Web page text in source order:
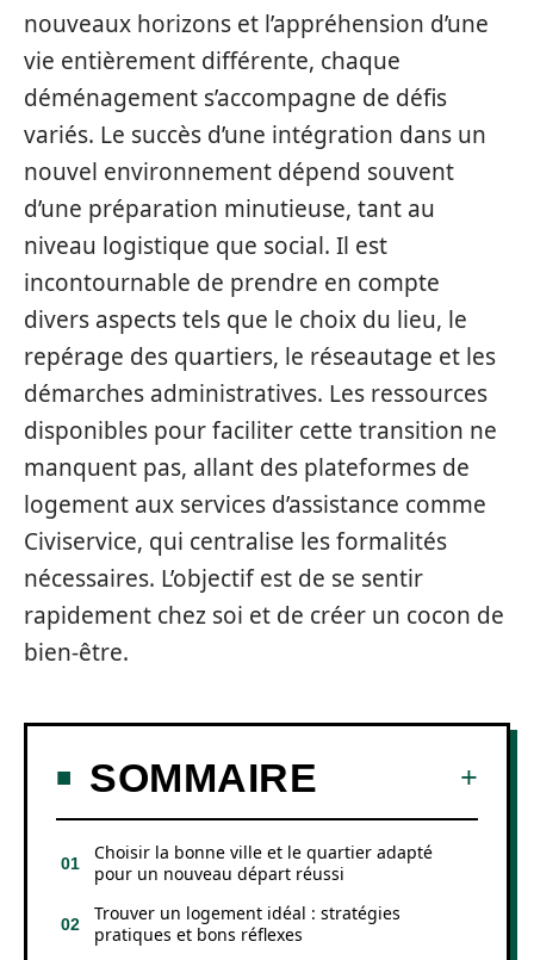
nouveaux horizons et l’appréhension d’une
vie entièrement différente, chaque
déménagement s’accompagne de défis
variés. Le succès d’une intégration dans un
nouvel environnement dépend souvent
d’une préparation minutieuse, tant au
niveau logistique que social. Il est
incontournable de prendre en compte
divers aspects tels que le choix du lieu, le
repérage des quartiers, le réseautage et les
démarches administratives. Les ressources
disponibles pour faciliter cette transition ne
manquent pas, allant des plateformes de
logement aux services d’assistance comme
Civiservice, qui centralise les formalités
nécessaires. L’objectif est de se sentir
rapidement chez soi et de créer un cocon de
bien-être.
SOMMAIRE
Choisir la bonne ville et le quartier adapté
pour un nouveau départ réussi
Trouver un logement idéal : stratégies
pratiques et bons réflexes